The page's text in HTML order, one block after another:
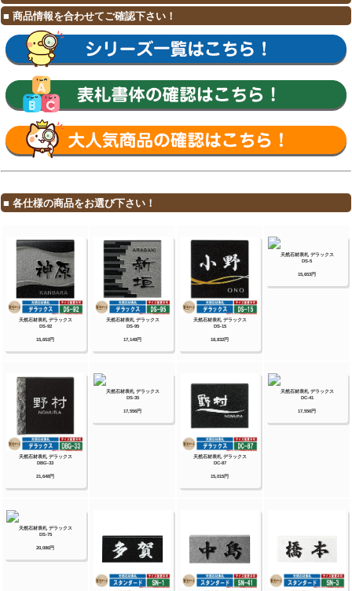
字サインB・切り文字サインC・切り文字サイ
ンD・切り文字サインS・SUS切り文字ベース
サイン・SUS抜き文字ベースサインP型・SUS
抜き文字ベースサインL型・アルファベットサ
イン・エンブレムサイン・インフォユニットサ
インW・タイルサイン・備前焼サイン・美濃焼
サイン・有田焼サイン・東京七宝サイン・黒御
鋳物サイン鋳込みプレートサイン・ロートアイ
アン調サイン・ラフィーネサイン・カッパーサ
イン・ディズニー・ミッキーシルエットサイ
ン・プリンセスクリスタルガラスサイン 等
スクエアタイプ・ステンレスプレート表札・ス
ンレスプレート表札Lite・ステンレスカラー表
札Lite・九谷焼 色彩表札・フロートガラス表
札・ガラス2層表札・ポップガラスタイル表札
Lite・スクエアタイプS・ステンレスプレート
表札S・ステンレスカラー表札S・ステンレス抜
き文字表札S・フロートガラス表札S・アクリル
カラー表札S・スリムタイプ・ステンレスプレ
ート表札Slim・ステンレス木目調表札Slim・
ス表札SlimS・切文字タイプ・ステンレス切文
字表札・切文字タイプS・ステンレス切文字表
札S・ルシアスポストユニット・ルシアスウォ
ール・ポスティモαIII・ルシアスサインポー
ル・スクエアタイプL・ステンレスバー付き表
札・ステンレス切文字表札・ステンレスアルフ
ァベット表札・アクリル3D表札 等
ステンレス銘板・アクリル銘板・切り文字（ス
タイプ）銘板・ステンレス+木調銘板・ステン
埋め込みタイプ）銘板・ステンレス+瓦（いぶ
し瓦）銘板・ステンレス+御影石（ステンレス
銘板・ステンレス+アクリル銘板・ステンレス